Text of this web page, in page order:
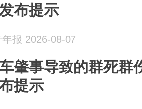
布提示
报 2026-08-07
肇事导致的群死群
提示